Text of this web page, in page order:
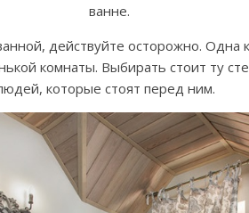
ванне.
действуйте осторожно. Одна
комнаты. Выбирать стоит ту
которые стоят перед ним.